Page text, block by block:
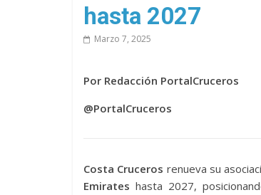
hasta 2027
Marzo 7, 2025
Por Redacción PortalCruceros
@PortalCruceros
Costa Cruceros renueva su
Emirates hasta 2027,